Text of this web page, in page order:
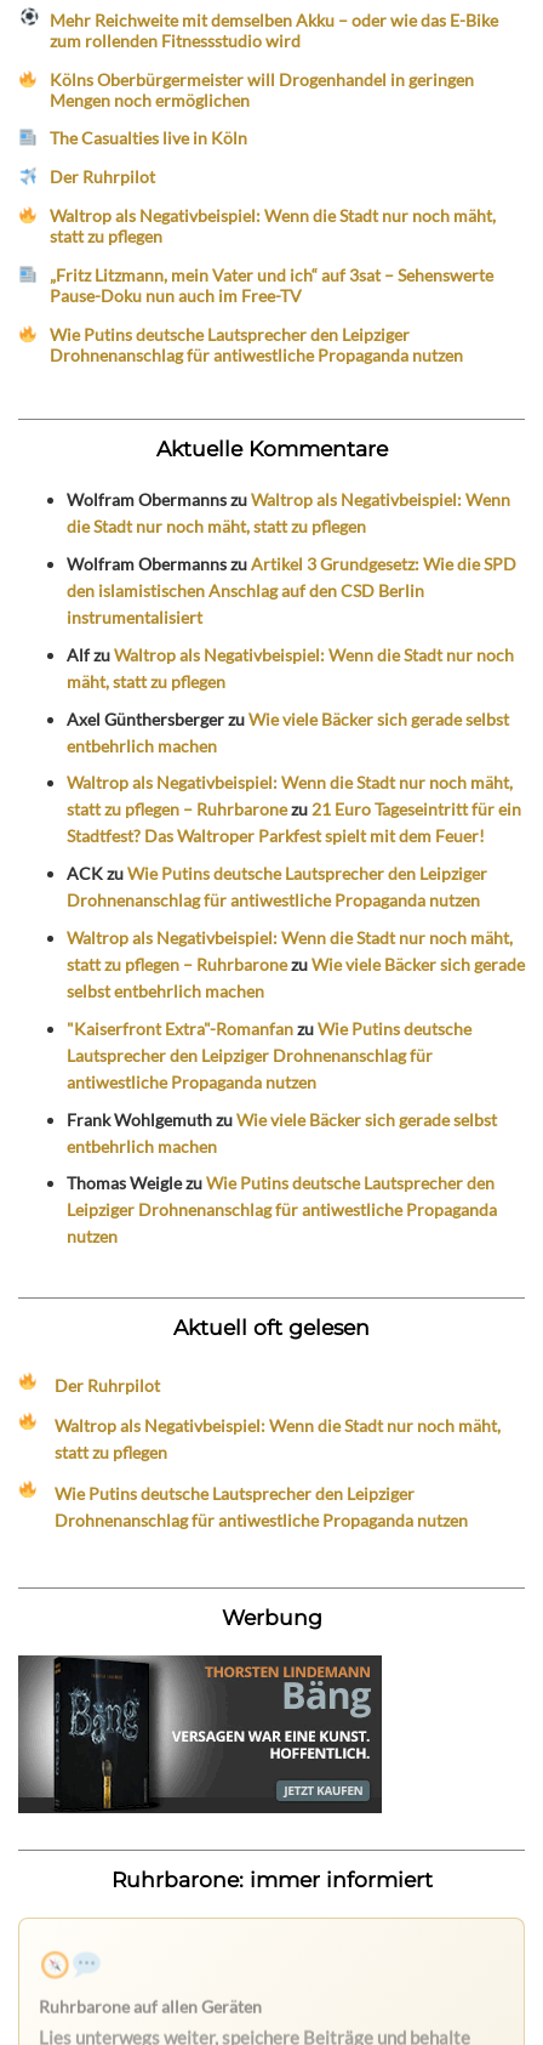
Mehr Reichweite mit demselben Akku – oder wie das E-Bike
zum rollenden Fitnessstudio wird
Kölns Oberbürgermeister will Drogenhandel in geringen
Mengen noch ermöglichen
The Casualties live in Köln
Der Ruhrpilot
Waltrop als Negativbeispiel: Wenn die Stadt nur noch mäht,
statt zu pflegen
„Fritz Litzmann, mein Vater und ich“ auf 3sat – Sehenswerte
Pause-Doku nun auch im Free-TV
Wie Putins deutsche Lautsprecher den Leipziger
Drohnenanschlag für antiwestliche Propaganda nutzen
Aktuelle Kommentare
Wolfram ObermannszuWaltrop als Negativbeispiel: Wenn
die Stadt nur noch mäht, statt zu pflegen
Wolfram ObermannszuArtikel 3 Grundgesetz: Wie die SPD
den islamistischen Anschlag auf den CSD Berlin
instrumentalisiert
AlfzuWaltrop als Negativbeispiel: Wenn die Stadt nur noch
mäht, statt zu pflegen
Axel GünthersbergerzuWie viele Bäcker sich gerade selbst
entbehrlich machen
Waltrop als Negativbeispiel: Wenn die Stadt nur noch mäht,
statt zu pflegen – Ruhrbaronezu21 Euro Tageseintritt für ein
Stadtfest? Das Waltroper Parkfest spielt mit dem Feuer!
ACKzuWie Putins deutsche Lautsprecher den Leipziger
Drohnenanschlag für antiwestliche Propaganda nutzen
Waltrop als Negativbeispiel: Wenn die Stadt nur noch mäht,
statt zu pflegen – RuhrbaronezuWie viele Bäcker sich gerade
selbst entbehrlich machen
"Kaiserfront Extra"-RomanfanzuWie Putins deutsche
Lautsprecher den Leipziger Drohnenanschlag für
antiwestliche Propaganda nutzen
Frank WohlgemuthzuWie viele Bäcker sich gerade selbst
entbehrlich machen
Thomas WeiglezuWie Putins deutsche Lautsprecher den
Leipziger Drohnenanschlag für antiwestliche Propaganda
nutzen
Aktuell oft gelesen
Der Ruhrpilot
Waltrop als Negativbeispiel: Wenn die Stadt nur noch mäht,
statt zu pflegen
Wie Putins deutsche Lautsprecher den Leipziger
Drohnenanschlag für antiwestliche Propaganda nutzen
Werbung
Ruhrbarone: immer informiert
Ruhrbarone auf allen Geräten
Lies unterwegs weiter, speichere Beiträge und behalte